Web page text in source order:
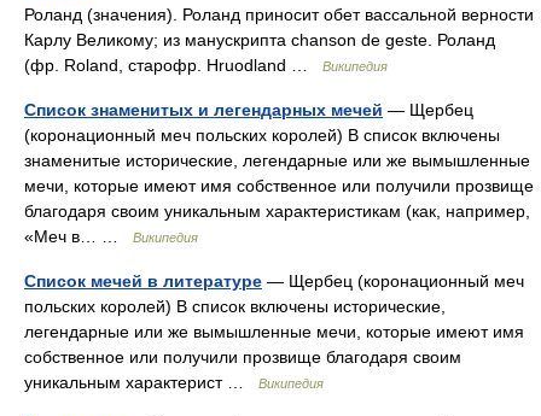
Роланд (значения). Роланд приносит обет вассальной верности
Карлу Великому; из манускрипта chanson de geste. Роланд
(фр. Roland, старофр. Hruodland …
Википедия
Список знаменитых и легендарных мечей — Щербец
(коронационный меч польских королей) В список включены
знаменитые исторические, легендарные или же вымышленные
мечи, которые имеют имя собственное или получили прозвище
благодаря своим уникальным характеристикам (как, например,
«Меч в… …
Википедия
Список мечей в литературе — Щербец (коронационный меч
польских королей) В список включены исторические,
легендарные или же вымышленные мечи, которые имеют имя
собственное или получили прозвище благодаря своим
уникальным характерист …
Википедия